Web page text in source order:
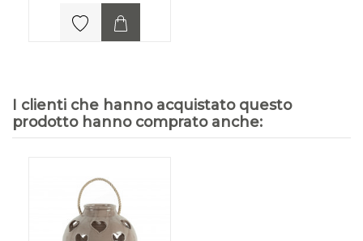
I clienti che hanno acquistato questo
prodotto hanno comprato anche: